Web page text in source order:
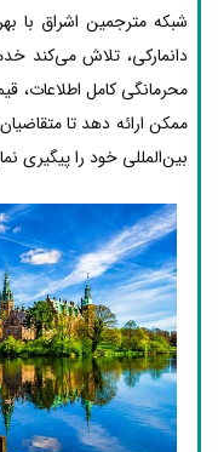
شبکه مترجمین اشراق با
دانمارکی، تلاش می‌کند
محرمانگی کامل اطلاعات،
ممکن ارائه دهد تا
بین‌المللی خود را پیگیری